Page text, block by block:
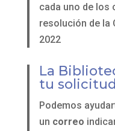
cada uno de los
resolución de la
2022
La
tu
Podemos
un correo